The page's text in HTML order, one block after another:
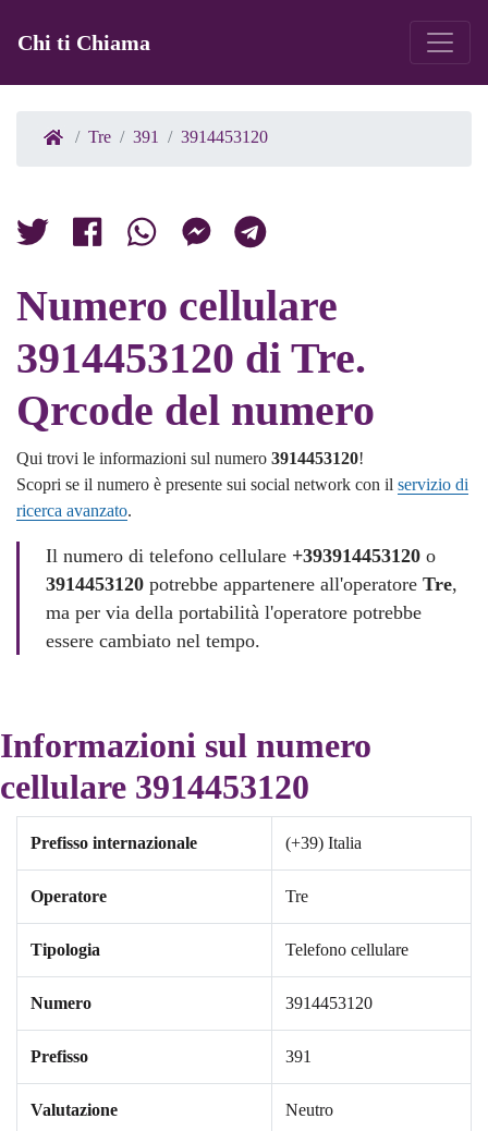
Chi ti Chiama
Tre 391 3914453120
Numero cellulare
3914453120 di Tre.
Qrcode del numero
Qui trovi le informazioni sul numero 3914453120!
Scopri se il numero è presente sui social network con il servizio di
ricerca avanzato.
Il numero di telefono cellulare +393914453120 o
3914453120 potrebbe appartenere all'operatoreTre,
ma per via della portabilità l'operatore potrebbe
essere cambiato nel tempo.
Informazioni sul numero
cellulare 3914453120
Prefisso internazionale (+39) Italia
Operatore Tre
Tipologia Telefono cellulare
Numero 3914453120
Prefisso 391
Valutazione Neutro